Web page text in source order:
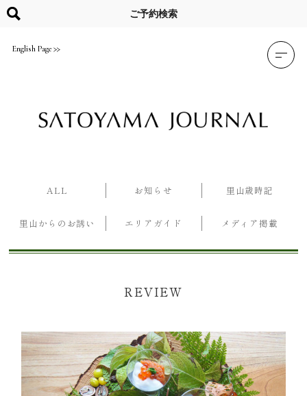
content
English Page
ご予約検索
ALL お知らせ 里山歳時記
里山からのお誘い エリアガイド メディア掲載
REVIEW